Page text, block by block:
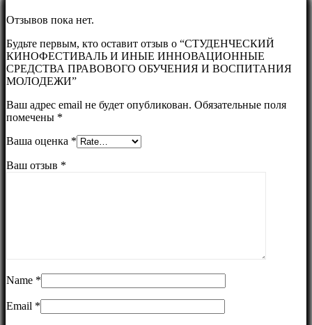
Отзывов пока нет.
Будьте первым, кто оставит отзыв о “СТУДЕНЧЕСКИЙ
КИНОФЕСТИВАЛЬ И ИНЫЕ ИННОВАЦИОННЫЕ
СРЕДСТВА ПРАВОВОГО ОБУЧЕНИЯ И ВОСПИТАНИЯ
МОЛОДЕЖИ”
Ваш адрес email не будет опубликован. Обязательные поля
помечены *
Ваша оценка *
Ваш отзыв *
Name *
Email *